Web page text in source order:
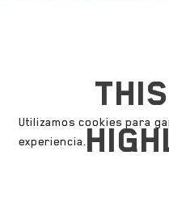
Utilizamos cookies para
experiencia.